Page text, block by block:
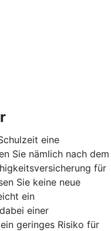
eine
Sie nämlich nach dem
für
Sie keine neue
ein
einer
geringes Risiko für